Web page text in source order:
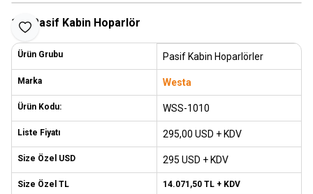
Favoriye Ekle
10” Pasif Kabin Hoparlör
Ürün Grubu Pasif Kabin Hoparlörler
Marka Westa
Ürün Kodu: WSS-1010
Liste Fiyatı 295,00 USD + KDV
Size Özel USD 295 USD + KDV
Size Özel TL 14.071,50 TL + KDV